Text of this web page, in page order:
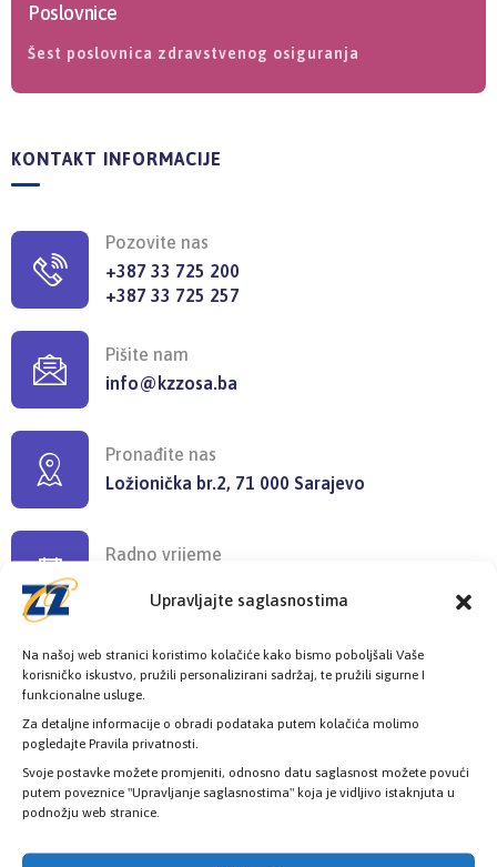
Upravljajte saglasnostima
Na našoj web stranici koristimo kolačiće kako bismo poboljšali Vaše
korisničko iskustvo, pružili personalizirani sadržaj, te pružili sigurne I
funkcionalne usluge.
Za detaljne informacije o obradi podataka putem kolačića molimo
pogledajte Pravila privatnosti.
Svoje postavke možete promjeniti, odnosno datu saglasnost možete povući
putem poveznice "Upravljanje saglasnostima" koja je vidljivo istaknjuta u
podnožju web stranice.
Poslovnice
Šest poslovnica zdravstvenog osiguranja
KONTAKT INFORMACIJE
Pozovite nas
+387 33 725 200
+387 33 725 257
Pišite nam
info@kzzosa.ba
Pronađite nas
Ložionička br.2, 71 000 Sarajevo
Radno vrijeme
Provjerite status vaše elektronske
zdravstvene kartice